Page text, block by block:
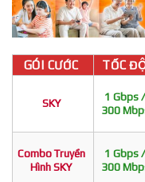
GÓI CƯỚC TỐC
SKY
1 Gbps /
300
Combo Truyền
Hình SKY
1 Gbps /
300